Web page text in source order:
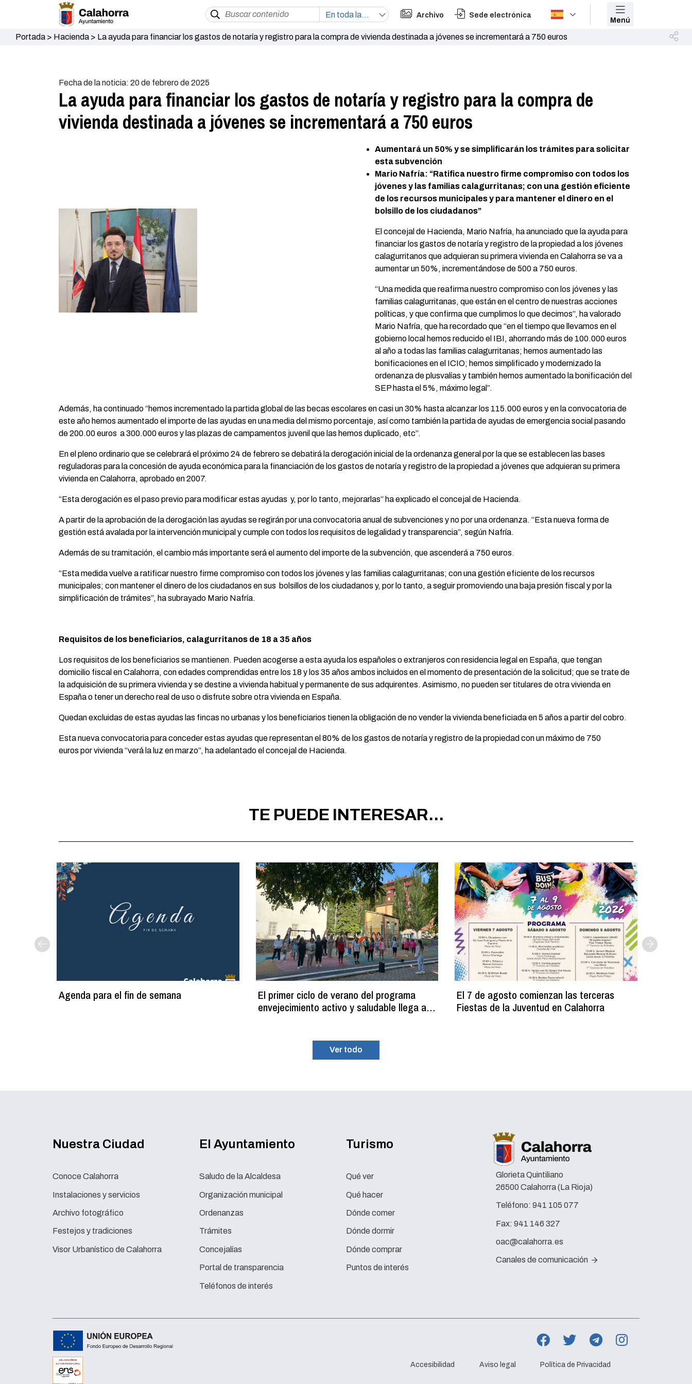
Archivo Sede electrónica
Menú
Portada> Hacienda> La ayuda para financiar los gastos de notaría y registro para la compra de vivienda destinada a jóvenes se incrementará a 750 euros
Fecha de la noticia: 20 de febrero de 2025
La ayuda para financiar los gastos de notaría y registro para la compra de
vivienda destinada a jóvenes se incrementará a 750 euros
Aumentará un 50% y se simplificarán los trámites para solicitar
esta subvención
Mario Nafría: “Ratifica nuestro firme compromiso con todos los
jóvenes y las familias calagurritanas; con una gestión eficiente
de los recursos municipales y para mantener el dinero en el
bolsillo de los ciudadanos”
El concejal de Hacienda, Mario Nafría, ha anunciado que la ayuda para
financiar los gastos de notaría y registro de la propiedad a los jóvenes
calagurritanos que adquieran su primera vivienda en Calahorra se va a
aumentar un 50%, incrementándose de 500 a 750 euros.
“Una medida que reafirma nuestro compromiso con los jóvenes y las
familias calagurritanas, que están en el centro de nuestras acciones
políticas, y que confirma que cumplimos lo que decimos”, ha valorado
Mario Nafría, que ha recordado que “en el tiempo que llevamos en el
gobierno local hemos reducido el IBI, ahorrando más de 100.000 euros
al año a todas las familias calagurritanas; hemos aumentado las
bonificaciones en el ICIO; hemos simplificado y modernizado la
ordenanza de plusvalías y también hemos aumentado la bonificación del
SEP hasta el 5%, máximo legal”.
Además, ha continuado “hemos incrementado la partida global de las becas escolares en casi un 30% hasta alcanzar los 115.000 euros y en la convocatoria de
este año hemos aumentado el importe de las ayudas en una media del mismo porcentaje, así como también la partida de ayudas de emergencia social pasando
de 200.00 euros a 300.000 euros y las plazas de campamentos juvenil que las hemos duplicado, etc”.
En el pleno ordinario que se celebrará el próximo 24 de febrero se debatirá la derogación inicial de la ordenanza general por la que se establecen las bases
reguladoras para la concesión de ayuda económica para la financiación de los gastos de notaría y registro de la propiedad a jóvenes que adquieran su primera
vivienda en Calahorra, aprobado en 2007.
“Esta derogación es el paso previo para modificar estas ayudas y, por lo tanto, mejorarlas” ha explicado el concejal de Hacienda.
A partir de la aprobación de la derogación las ayudas se regirán por una convocatoria anual de subvenciones y no por una ordenanza. “Esta nueva forma de
gestión está avalada por la intervención municipal y cumple con todos los requisitos de legalidad y transparencia”, según Nafría.
Además de su tramitación, el cambio más importante será el aumento del importe de la subvención, que ascenderá a 750 euros.
“Esta medida vuelve a ratificar nuestro firme compromiso con todos los jóvenes y las familias calagurritanas; con una gestión eficiente de los recursos
municipales; con mantener el dinero de los ciudadanos en sus bolsillos de los ciudadanos y, por lo tanto, a seguir promoviendo una baja presión fiscal y por la
simplificación de trámites”, ha subrayado Mario Nafría.
Requisitos de los beneficiarios, calagurritanos de 18 a 35 años
Los requisitos de los beneficiarios se mantienen. Pueden acogerse a esta ayuda los españoles o extranjeros con residencia legal en España, que tengan
domicilio fiscal en Calahorra, con edades comprendidas entre los 18 y los 35 años ambos incluidos en el momento de presentación de la solicitud; que se trate de
la adquisición de su primera vivienda y se destine a vivienda habitual y permanente de sus adquirentes. Asimismo, no pueden ser titulares de otra vivienda en
España o tener un derecho real de uso o disfrute sobre otra vivienda en España.
Quedan excluidas de estas ayudas las fincas no urbanas y los beneficiarios tienen la obligación de no vender la vivienda beneficiada en 5 años a partir del cobro.
Esta nueva convocatoria para conceder estas ayudas que representan el 80% de los gastos de notaría y registro de la propiedad con un máximo de 750
euros por vivienda “verá la luz en marzo”, ha adelantado el concejal de Hacienda.
TE PUEDE INTERESAR...
Agenda para el fin de semana
El primer ciclo de verano del programa
envejecimiento activo y saludable llega a
El 7 de agosto comienzan las terceras
Fiestas de la Juventud en Calahorra
Ver todo
Nuestra Ciudad
Conoce Calahorra
Instalaciones y servicios
Archivo fotográfico
Festejos y tradiciones
Visor Urbanístico de Calahorra
El Ayuntamiento
Saludo de la Alcaldesa
Organización municipal
Ordenanzas
Trámites
Concejalías
Portal de transparencia
Teléfonos de interés
Turismo
Qué ver
Qué hacer
Dónde comer
Dónde dormir
Dónde comprar
Puntos de interés
Glorieta Quintiliano
26500 Calahorra (La Rioja)
Teléfono: 941 105 077
Fax: 941 146 327
oac@calahorra.es
Canales de comunicación
Accesibilidad Aviso legal Política de Privacidad